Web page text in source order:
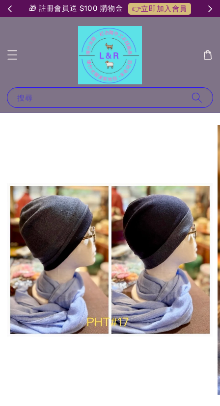
🎁 註冊會員送 $100 購物金 👉立即加入會員
搜尋